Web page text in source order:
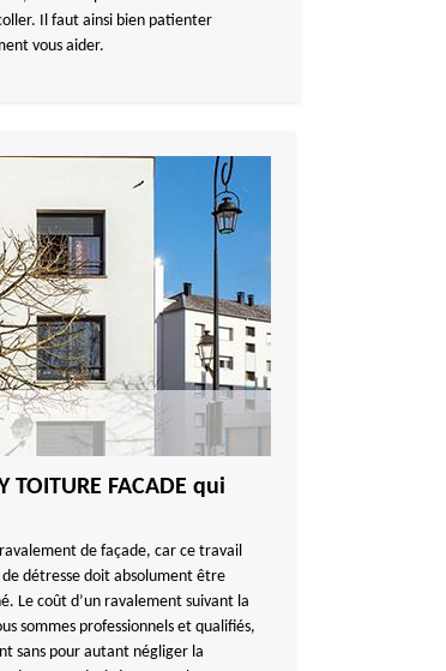
Il faut ainsi bien patienter
vous aider.
FACADE qui
de façade, car ce travail
détresse doit absolument être
Le coût d’un ravalement suivant la
sommes professionnels et qualifiés,
sans pour autant négliger la